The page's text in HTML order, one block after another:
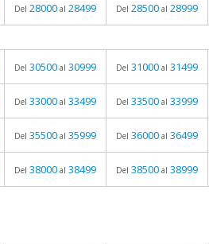
Del 28000 al 28499 Del 28500 al 28999
Del 30500 al 30999 Del 31000 al 31499
Del 33000 al 33499 Del 33500 al 33999
Del 35500 al 35999 Del 36000 al 36499
Del 38000 al 38499 Del 38500 al 38999